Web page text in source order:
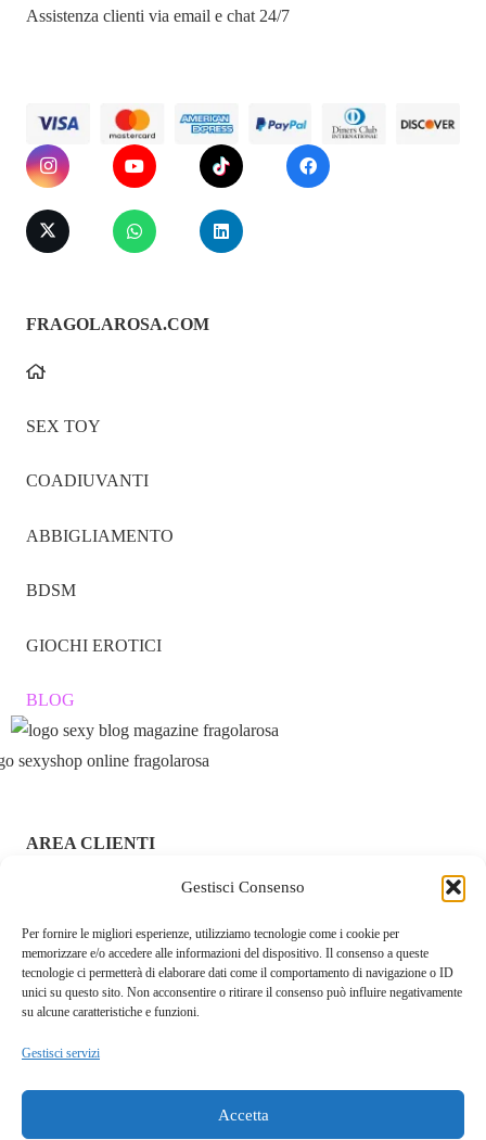
Gestisci Consenso
Per fornire le migliori esperienze, utilizziamo tecnologie come i cookie per
memorizzare e/o accedere alle informazioni del dispositivo. Il consenso a queste
tecnologie ci permetterà di elaborare dati come il comportamento di navigazione o ID
unici su questo sito. Non acconsentire o ritirare il consenso può influire negativamente
su alcune caratteristiche e funzioni.
Gestisci servizi
Accetta
Assistenza clienti via email e chat 24/7
FRAGOLAROSA.COM
SEX TOY
COADIUVANTI
ABBIGLIAMENTO
BDSM
GIOCHI EROTICI
BLOG
AREA CLIENTI
ACCEDI / REGISTRATI
CHI SIAMO – FRAGOLAROSA | SEXY SHOP ONLINE
ITALIANO SICURO E DISCRETO
RESI E RIMBORSI
COOKIE POLICY